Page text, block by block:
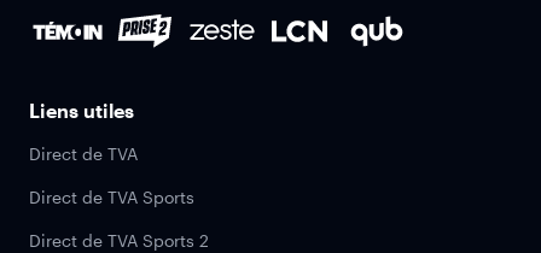
Liens utiles
Direct de TVA
Direct de TVA Sports
Direct de TVA Sports 2